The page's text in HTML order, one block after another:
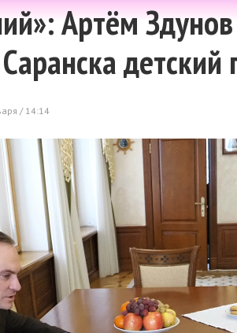
Артём
детский
/ 14:14